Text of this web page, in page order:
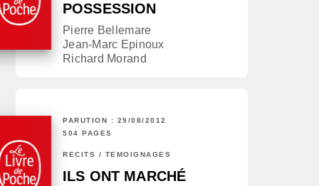
POSSESSION
Pierre Bellemare
Jean-Marc Epinoux
Richard Morand
PARUTION : 29/08/2012
504 PAGES
RÉCITS / TÉMOIGNAGES
ILS ONT MARCHÉ